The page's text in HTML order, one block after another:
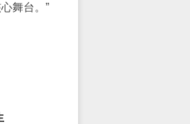
舞台。”